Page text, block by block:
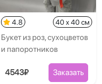
4.8 40 x 40 см
Букет из роз, сухоцветов
и папоротников
4543₽ Заказать